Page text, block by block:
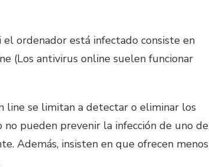
ordenador está infectado consiste en
(Los antivirus online suelen funcionar
line se limitan a detectar o eliminar los
pueden prevenir la infección de uno de
Además, insisten en que ofrecen menos